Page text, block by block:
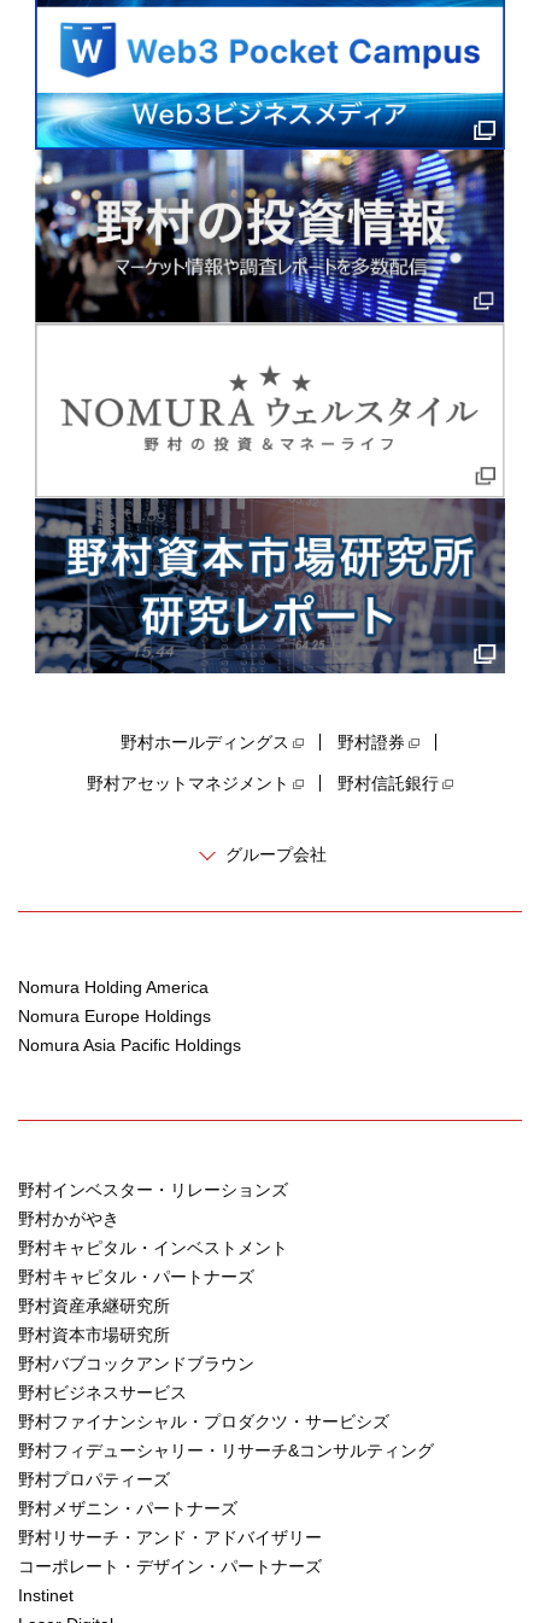
野村ホールディングス 野村證券
野村アセットマネジメント 野村信託銀行
グループ会社
Nomura Holding America
Nomura Europe Holdings
Nomura Asia Pacific Holdings
野村インベスター・リレーションズ
野村かがやき
野村キャピタル・インベストメント
野村キャピタル・パートナーズ
野村資産承継研究所
野村資本市場研究所
野村バブコックアンドブラウン
野村ビジネスサービス
野村ファイナンシャル・プロダクツ・サービシズ
野村フィデューシャリー・リサーチ&コンサルティング
野村プロパティーズ
野村メザニン・パートナーズ
野村リサーチ・アンド・アドバイザリー
コーポレート・デザイン・パートナーズ
Instinet